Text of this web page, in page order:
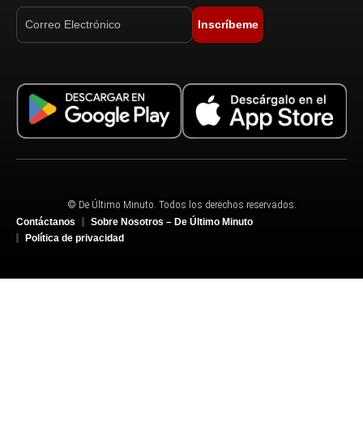
Inscríbeme
© De Último Minuto. Todos los derechos reservados.
Contáctanos
Sobre Nosotros – De Último Minuto
Política de privacidad